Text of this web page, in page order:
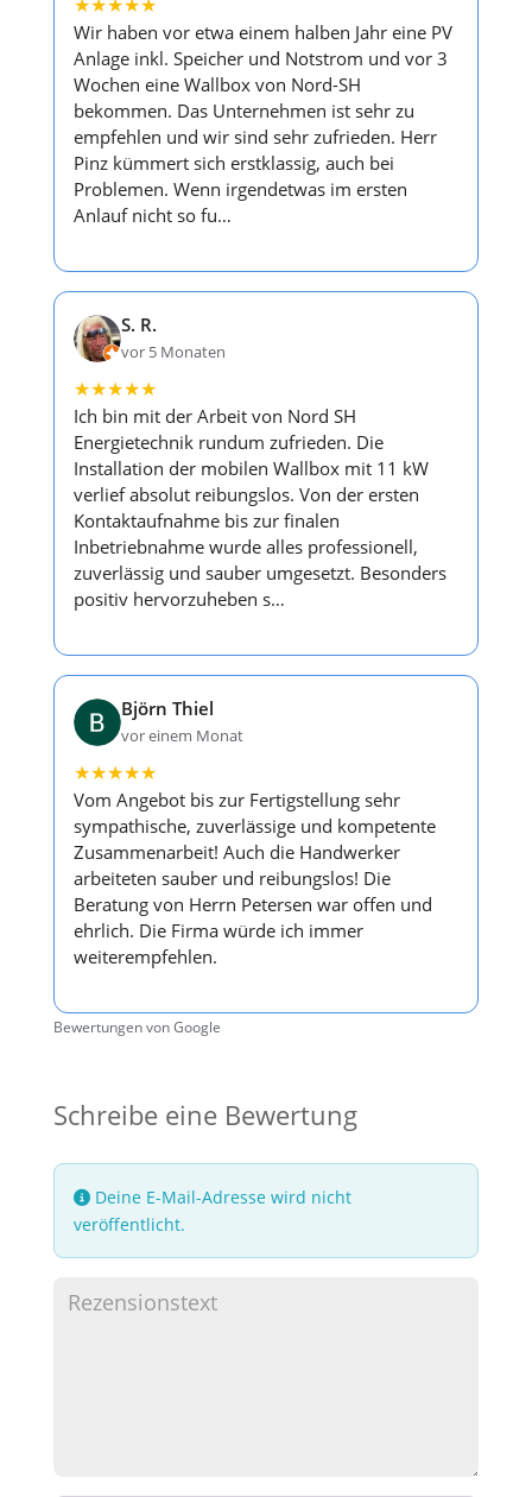
★★★★★
Wir haben vor etwa einem halben Jahr eine PV
Anlage inkl. Speicher und Notstrom und vor 3
Wochen eine Wallbox von Nord-SH
bekommen. Das Unternehmen ist sehr zu
empfehlen und wir sind sehr zufrieden. Herr
Pinz kümmert sich erstklassig, auch bei
Problemen. Wenn irgendetwas im ersten
Anlauf nicht so fu…
S. R.
vor 5 Monaten
★★★★★
Ich bin mit der Arbeit von Nord SH
Energietechnik rundum zufrieden. Die
Installation der mobilen Wallbox mit 11 kW
verlief absolut reibungslos. Von der ersten
Kontaktaufnahme bis zur finalen
Inbetriebnahme wurde alles professionell,
zuverlässig und sauber umgesetzt. Besonders
positiv hervorzuheben s…
Björn Thiel
vor einem Monat
★★★★★
Vom Angebot bis zur Fertigstellung sehr
sympathische, zuverlässige und kompetente
Zusammenarbeit! Auch die Handwerker
arbeiteten sauber und reibungslos! Die
Beratung von Herrn Petersen war offen und
ehrlich. Die Firma würde ich immer
weiterempfehlen.
Bewertungen von Google
Schreibe eine Bewertung
Deine E-Mail-Adresse wird nicht
veröffentlicht.